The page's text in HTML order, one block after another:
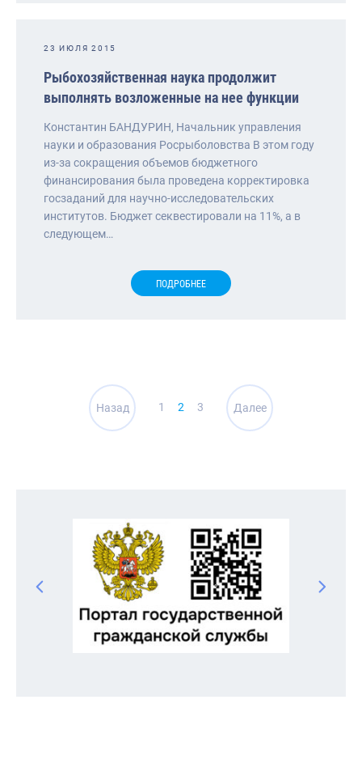
23 ИЮЛЯ 2015
Рыбохозяйственная наука продолжит
выполнять возложенные на нее функции
Константин БАНДУРИН, Начальник управления
науки и образования Росрыболовства В этом году
из-за сокращения объемов бюджетного
финансирования была проведена корректировка
госзаданий для научно-исследовательских
институтов. Бюджет секвестировали на 11%, а в
следующем…
ПОДРОБНЕЕ
Навигация
по
Назад 1 2 3 Далее